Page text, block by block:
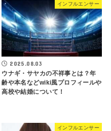
インフルエンサー
2025.08.03
ウナギ・サヤカの不祥事とは？年
齢や本名などwiki風プロフィールや
高校や結婚について！
インフルエンサー